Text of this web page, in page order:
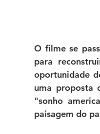
O filme se
para
oportunidade
uma proposta
"sonho
paisagem do